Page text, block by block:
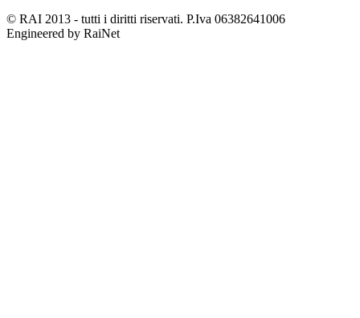
© RAI 2013 - tutti i diritti riservati. P.Iva 06382641006
Engineered by RaiNet